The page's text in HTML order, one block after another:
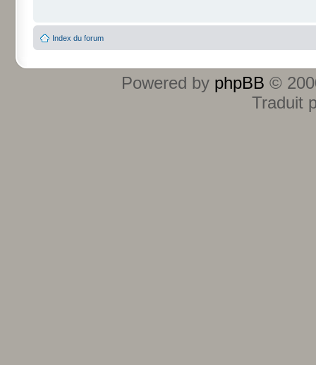
Index du forum
Powered by phpBB ©
Traduit